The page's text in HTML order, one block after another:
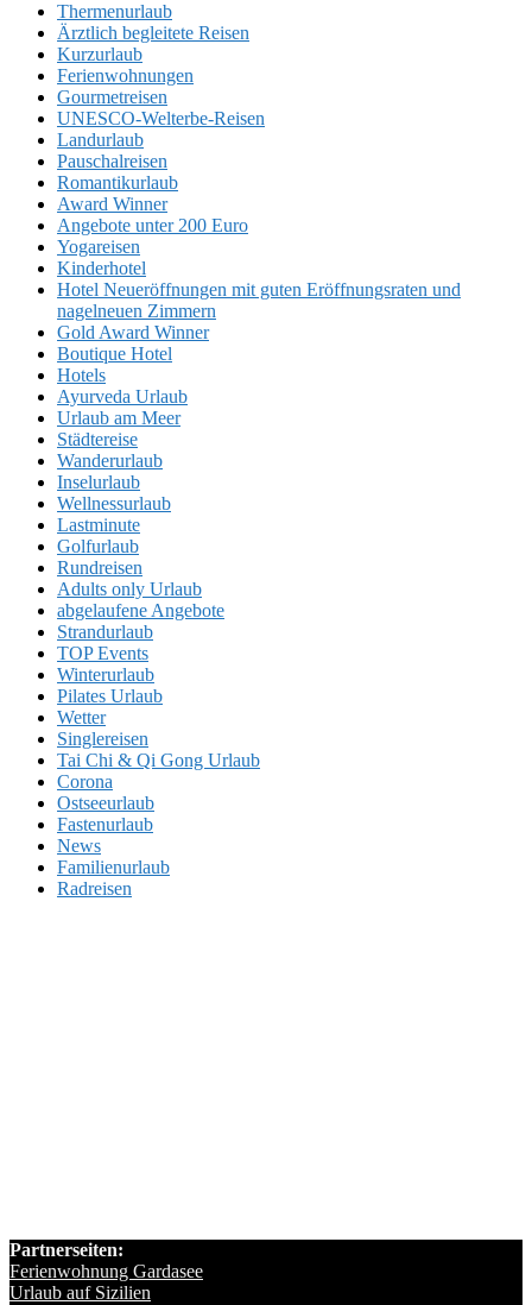
Thermenurlaub
Ärztlich begleitete Reisen
Kurzurlaub
Ferienwohnungen
Gourmetreisen
UNESCO-Welterbe-Reisen
Landurlaub
Pauschalreisen
Romantikurlaub
Award Winner
Angebote unter 200 Euro
Yogareisen
Kinderhotel
Hotel Neueröffnungen mit guten Eröffnungsraten und
nagelneuen Zimmern
Gold Award Winner
Boutique Hotel
Hotels
Ayurveda Urlaub
Urlaub am Meer
Städtereise
Wanderurlaub
Inselurlaub
Wellnessurlaub
Lastminute
Golfurlaub
Rundreisen
Adults only Urlaub
abgelaufene Angebote
Strandurlaub
TOP Events
Winterurlaub
Pilates Urlaub
Wetter
Singlereisen
Tai Chi & Qi Gong Urlaub
Corona
Ostseeurlaub
Fastenurlaub
News
Familienurlaub
Radreisen
Partnerseiten:
Ferienwohnung Gardasee
Urlaub auf Sizilien